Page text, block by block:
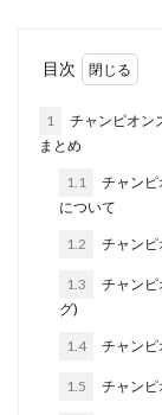
目次
1
チャンピオン
まとめ
1.1
チャンピ
について
1.2 チャンピ
1.3
チャンピ
グ)
1.4 チャンピ
1.5 チャンピ